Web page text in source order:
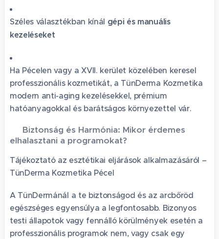
Széles választékban kínál gépi és manuális
kezeléseket
Ha Pécelen vagy a XVII. kerület közelében keresel
professzionális kozmetikát, a TünDerma Kozmetika
modern anti-aging kezelésekkel, prémium
hatóanyagokkal és barátságos környezettel vár.
🛡️ Biztonság és Harmónia: Mikor érdemes
elhalasztani a programokat?
Tájékoztató az esztétikai eljárások alkalmazásáról –
TünDerma Kozmetika Pécel
A TünDermánál a te biztonságod és az arcbőröd
egészséges egyensúlya a legfontosabb. Bizonyos
testi állapotok vagy fennálló körülmények esetén a
professzionális programok nem, vagy csak egy